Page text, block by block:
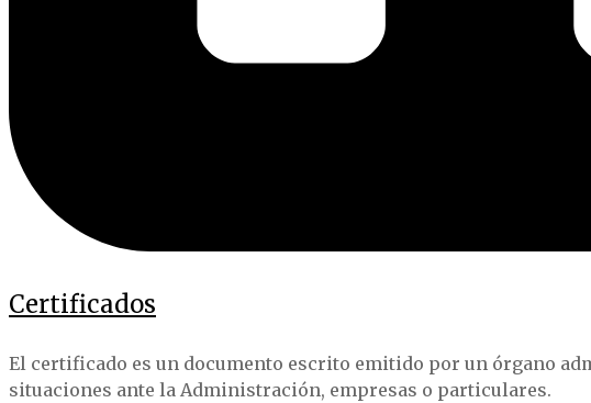
Certificados
El certificado es un documento escrito emitido por un órgano
situaciones ante la Administración, empresas o particulares.